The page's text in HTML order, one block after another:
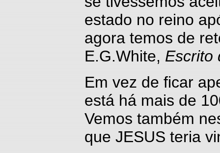
estado no reino
agora temos de
E.G.White,Escrito
Em vez de ficar
está há mais de
Vemos também
que JESUS teria